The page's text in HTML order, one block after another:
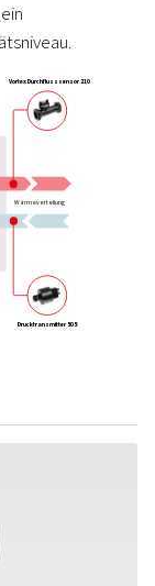
Drucktransmitter 505
Vortex Durchflusssensor 210
Wärmeverteilung